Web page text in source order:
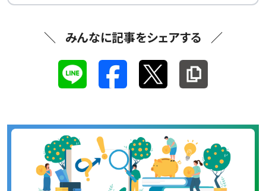
みんなに記事をシェアする